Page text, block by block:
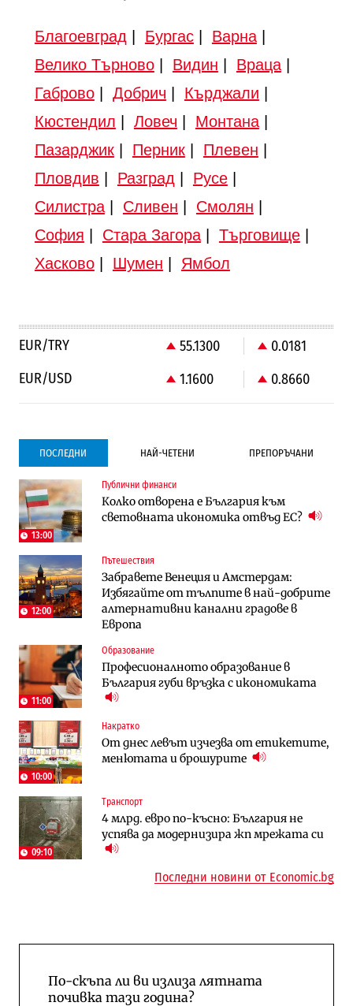
Благоевград Бургас| Варна|
Велико Търново| Видин Враца|
Габрово| Добрич Кърджали
Кюстендил
Ловеч Монтана|
Пазарджик| Перник| Плевен
Пловдив
Разград Русе|
Силистра| Сливен Смолян
София
Стара Загора| Търговище|
Хасково| Шумен Ямбол
EUR/TRY 55.1300
0.0181
EUR/USD
1.1600 0.8660
ПОСЛЕДНИ НАЙ-ЧЕТЕНИ ПРЕПОРЪЧАНИ
13:00
Публични финанси
Колко отворена е България към
световната икономика отвъд ЕС?
12:00
Пътешествия
Забравете Венеция и Амстердам:
Избягайте от тълпите в най-добрите
алтернативни канални градове в
Европа
11:00
Образование
Професионалното образование в
България губи връзка с икономиката
10:00
Накратко
От днес левът изчезва от етикетите,
менютата и брошурите
09:10
Транспорт
4 млрд. евро по-късно: България не
успява да модернизира жп мрежата си
Градоустройство
Столична община избра изпълнител за
преместването на трамвайното
Компании
Vivacom предлага над 150 устройства с
90% отстъпка през август
„Ендуросат“ ще строи огромен
космически и отбранителен център в
Доброславци
Държавният ТЕЦ „Марица изток 2“
работи с 5 блока
АЕЦ „Козлодуй“ ще работи само още
няколко седмици, ако сушата продължи
Компании
Vivacom предлага над 150 устройства с
90% отстъпка през август
Градоустройство
Столична община избра изпълнител за
преместването на трамвайното
трасе по бул. „Скобелев“
Държавният ТЕЦ „Марица изток 2“
работи с 5 блока
„Ендуросат“ ще строи огромен
космически и отбранителен център в
Доброславци
Лекарствата за редки болести
попадат в капан на обществените
поръчки?
Последни новини от Economic.bg
По-скъпа ли ви излиза лятната
почивка тази година?